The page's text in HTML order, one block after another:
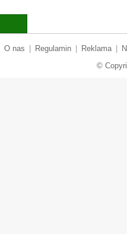
O nas Regulamin Reklama
©